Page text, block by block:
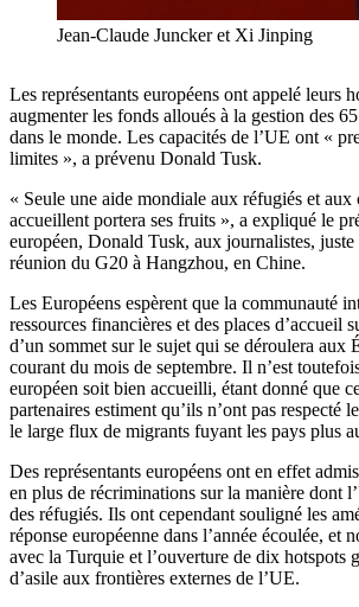
Jean-Claude Juncker et Xi Jinping
Les représentants européens ont appelé leurs
augmenter les fonds alloués à la gestion des
dans le monde. Les capacités de l’UE ont «
limites », a prévenu Donald Tusk.
« Seule une aide mondiale aux réfugiés et aux
accueillent portera ses fruits », a expliqué le
européen, Donald Tusk, aux journalistes, juste
réunion du G20 à Hangzhou, en Chine.
Les Européens espèrent que la communauté
ressources financières et des places d’accueil
d’un sommet sur le sujet qui se déroulera aux
courant du mois de septembre. Il n’est
européen soit bien accueilli, étant donné que
partenaires estiment qu’ils n’ont pas respecté
le large flux de migrants fuyant les pays plus
Des représentants européens ont en effet
en plus de récriminations sur la manière dont
des réfugiés. Ils ont cependant souligné les
réponse européenne dans l’année écoulée, et
avec la Turquie et l’ouverture de dix hotspots
d’asile aux frontières externes de l’UE.